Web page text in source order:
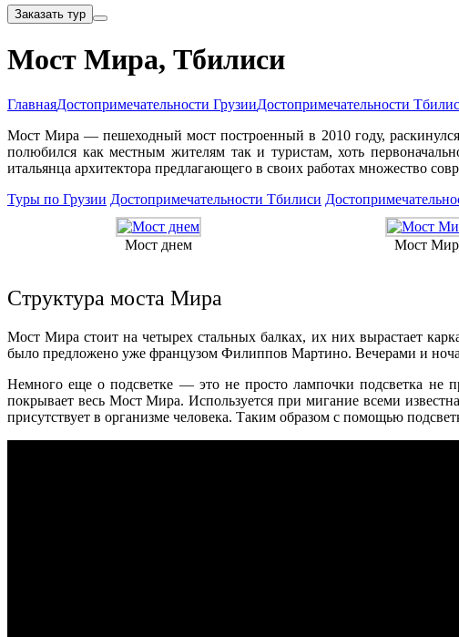
Заказать тур
Мост Мира, Тбилиси
ГлавнаяДостопримечательности ГрузииДостопримечательности
Мост Мира — пешеходный мост построенный в 2010 году,
полюбился как местным жителям так и туристам, хоть
итальянца архитектора предлагающего в своих работах множество
Туры по Грузии Достопримечательности Тбилиси
Мост днем Мост
Структура моста Мира
Мост Мира стоит на четырех стальных балках, их них вырастает
было предложено уже французом Филиппов Мартино. Вечерами и
Немного еще о подсветке — это не просто лампочки подсветка не
покрывает весь Мост Мира. Используется при мигание всеми
присутствует в организме человека. Таким образом с помощью